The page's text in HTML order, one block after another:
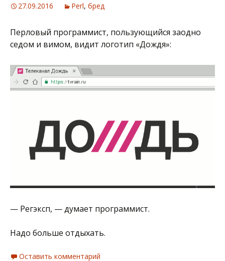
27.09.2016 Perl, бред
Перловый программист, пользующийся заодно
седом и вимом, видит логотип «Дождя»:
— Регэксп, — думает программист.
Надо больше отдыхать.
Оставить комментарий